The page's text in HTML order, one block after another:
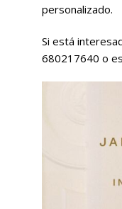
personalizado.
Si está
680217640 o